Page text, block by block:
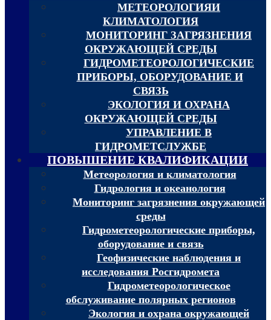
МЕТЕОРОЛОГИЯИ
КЛИМАТОЛОГИЯ
МОНИТОРИНГ ЗАГРЯЗНЕНИЯ
ОКРУЖАЮЩЕЙ СРЕДЫ
ГИДРОМЕТЕОРОЛОГИЧЕСКИЕ
ПРИБОРЫ, ОБОРУДОВАНИЕ И
СВЯЗЬ
ЭКОЛОГИЯ И ОХРАНА
ОКРУЖАЮЩЕЙ СРЕДЫ
УПРАВЛЕНИЕ В
ГИДРОМЕТСЛУЖБЕ
ПОВЫШЕНИЕ КВАЛИФИКАЦИИ
Метеорология и климатология
Гидрология и океанология
Мониторинг загрязнения окружающей
среды
Гидрометеорологические приборы,
оборудование и связь
Геофизические наблюдения и
исследования Росгидромета
Гидрометеорологическое
обслуживание полярных регионов
Экология и охрана окружающей